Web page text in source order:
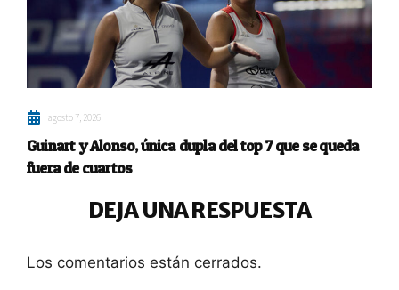
agosto 7, 2026
Guinart y Alonso, única dupla del top 7 que se queda
fuera de cuartos
DEJA UNA RESPUESTA
Los comentarios están cerrados.